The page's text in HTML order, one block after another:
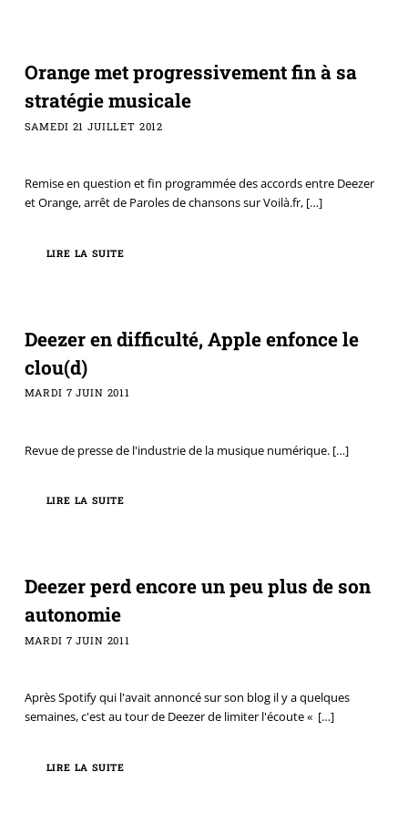
Orange met progressivement fin à sa
stratégie musicale
SAMEDI 21 JUILLET 2012
Remise en question et fin programmée des accords entre Deezer
et Orange, arrêt de Paroles de chansons sur Voilà.fr,[…]
LIRE LA SUITE
Deezer en difficulté, Apple enfonce le
clou(d)
MARDI 7 JUIN 2011
Revue de presse de l'industrie de la musique numérique.[…]
LIRE LA SUITE
Deezer perd encore un peu plus de son
autonomie
MARDI 7 JUIN 2011
Après Spotify qui l'avait annoncé sur son blog il y a quelques
semaines, c'est au tour de Deezer de limiter l'écoute « […]
LIRE LA SUITE